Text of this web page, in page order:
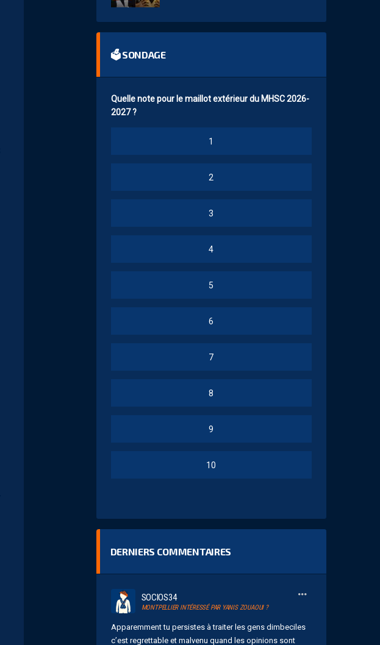
🗳 SONDAGE
Quelle note pour le maillot extérieur du MHSC 2026-
2027 ?
1
2
3
4
5
6
7
8
9
10
DERNIERS COMMENTAIRES
SOCIOS34
MONTPELLIER INTÉRESSÉ PAR YANIS ZOUAOUI ?
Apparemment tu persistes à traiter les gens dimbeciles
c’est regrettable et malvenu quand les opinions sont